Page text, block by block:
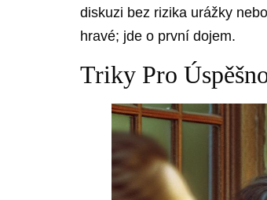
diskuzi bez rizika urážky
hravé; jde o první dojem.
Triky Pro